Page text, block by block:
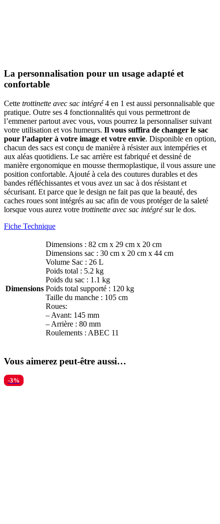
La personnalisation pour un usage adapté et
confortable
Cette trottinette avec sac intégré4 en 1 est aussi personnalisable que
pratique. Outre ses 4 fonctionnalités qui vous permettront de
l’emmener partout avec vous, vous pourrez la personnaliser suivant
votre utilisation et vos humeurs. Il vous suffira de changer le sac
pour l’adapter à votre image et votre envie. Disponible en option,
chacun des sacs est conçu de manière à résister aux intempéries et
aux aléas quotidiens. Le sac arrière est fabriqué et dessiné de
manière ergonomique en mousse thermoplastique, il vous assure une
position confortable. Ajouté à cela des coutures durables et des
bandes réfléchissantes et vous avez un sac à dos résistant et
sécurisant. Et parce que le design ne fait pas que la beauté, des
caches roues sont intégrés au sac afin de vous protéger de la saleté
lorsque vous aurez votre trottinette avec sac intégrésur le dos.
Fiche Technique
Dimensions
Dimensions : 82 cm x 29 cm x 20 cm
Dimensions sac : 30 cm x 20 cm x 44 cm
Volume Sac : 26 L
Poids total : 5.2 kg
Poids du sac : 1.1 kg
Poids total supporté : 120 kg
Taille du manche : 105 cm
Roues:
– Avant: 145 mm
– Arrière : 80 mm
Roulements : ABEC 11
Vous aimerez peut-être aussi…
-3%